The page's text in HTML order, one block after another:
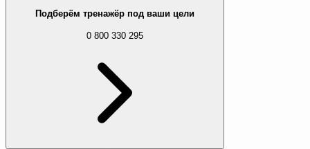
Подберём тренажёр под ваши цели
0 800 330 295